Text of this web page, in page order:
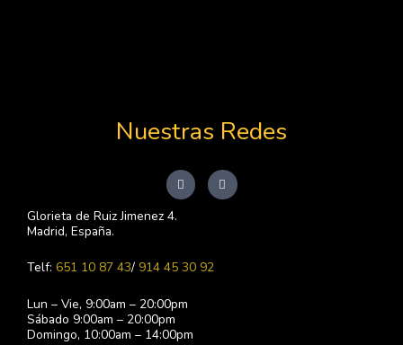
Nuestras Redes
I
n
s
m
F
a
c
Glorieta de Ruiz Jimenez 4.
Madrid, España.
Telf: 651 10 87 43/ 914 45 30 92
Lun – Vie, 9:00am – 20:00pm
Sábado 9:00am – 20:00pm
Domingo, 10:00am – 14:00pm